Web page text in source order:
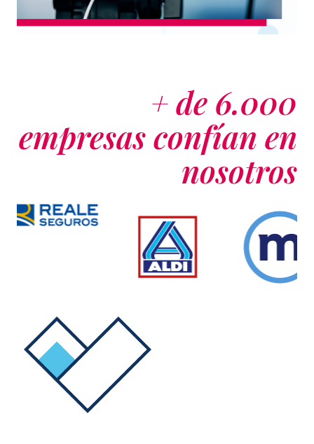
+ de 6.000
empresas confían en
nosotros